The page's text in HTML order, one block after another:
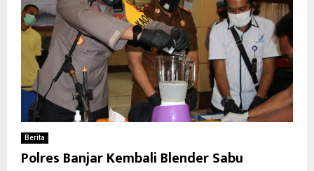
Berita
Polres Banjar Kembali Blender Sabu